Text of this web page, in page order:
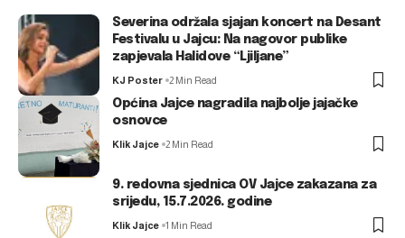
Severina održala sjajan koncert na Desant
Festivalu u Jajcu: Na nagovor publike
zapjevala Halidove “Ljiljane”
KJ Poster 2 Min Read
Općina Jajce nagradila najbolje jajačke
osnovce
Klik Jajce 2 Min Read
9. redovna sjednica OV Jajce zakazana za
srijedu, 15.7.2026. godine
Klik Jajce 1 Min Read